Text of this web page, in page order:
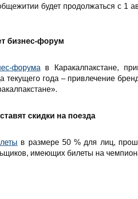
будет продолжаться с 1
бизнес-форум
форума в Каракалпакстане,
текущего года – привлечение
скидки на поезда
в размере 50 % для лиц,
имеющих билеты на